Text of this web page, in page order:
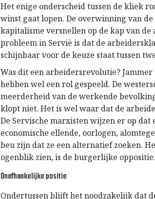
Het enige onderscheid tussen de kliek
winst gaat lopen. De overwinning van
kapitalisme versnellen op de kap van
probleem in Servië is dat de
schijnbaar voor de keuze staat tussen
Was dit een arbeidersrevolutie?
hebben wel een rol gespeeld. De
meerderheid van de werkende
klopt niet. Het is wel waar dat de
De Servische marxisten wijzen er op
economische ellende, oorlogen,
beu zijn dat ze een alternatief zoeken.
ogenblik zien, is de burgerlijke oppositie.
Onafhankelijke positie
Ondertussen blijft het noodzakelijk dat